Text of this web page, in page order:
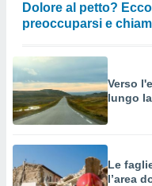
Dolore al petto?
preoccuparsi e
Verso
lungo
Le
l’area